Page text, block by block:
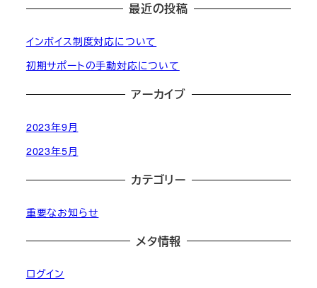
最近の投稿
インボイス制度対応について
初期サポートの手動対応について
アーカイブ
2023年9月
2023年5月
カテゴリー
重要なお知らせ
メタ情報
ログイン